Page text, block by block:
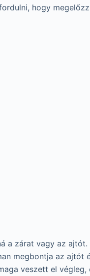
hogy
a zárat vagy az
megbontja az ajtót
veszett el